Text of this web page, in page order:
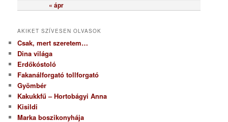
« ápr
AKIKET SZÍVESEN OLVASOK
Csak, mert szeretem…
Dina világa
Erdőkóstoló
Fakanálforgató tollforgató
Gyömbér
Kakukkfű – Hortobágyi Anna
Kisildi
Marka boszikonyhája